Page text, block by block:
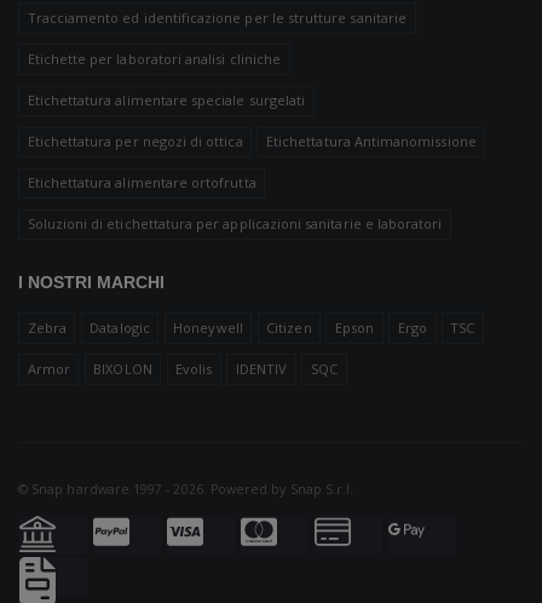
Tracciamento ed identificazione per le strutture sanitarie
Etichette per laboratori analisi cliniche
Etichettatura alimentare speciale surgelati
Etichettatura per negozi di ottica Etichettatura Antimanomissione
Etichettatura alimentare ortofrutta
Soluzioni di etichettatura per applicazioni sanitarie e laboratori
I NOSTRI MARCHI
Zebra Datalogic Honeywell Citizen Epson Ergo TSC
Armor BIXOLON Evolis IDENTIV SQC
© Snap hardware 1997 - 2026. Powered by Snap S.r.l.